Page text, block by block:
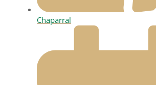
Chaparral